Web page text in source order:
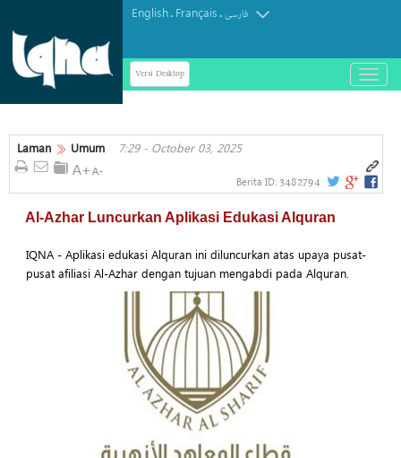
English. Français.فارسی
Versi Desktop
باز
و
کردن
Laman Umum 7:29 - October 03, 2025
Berita ID: 3482794
Al-Azhar Luncurkan Aplikasi Edukasi Alquran
IQNA - Aplikasi edukasi Alquran ini diluncurkan atas upaya pusat-
pusat afiliasi Al-Azhar dengan tujuan mengabdi pada Alquran.